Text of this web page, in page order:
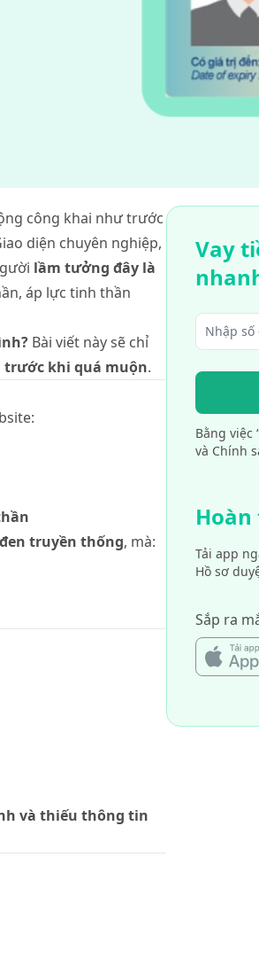
công khai như trước
diện chuyên nghiệp,
lầm tưởng đây là
áp lực tinh thần
Bài viết này sẽ chỉ
trước khi quá muộn.
truyền thống, mà:
và thiếu thông tin
Vay
Bằng việc
và Chính
Tải app
Hồ sơ
Sắp ra